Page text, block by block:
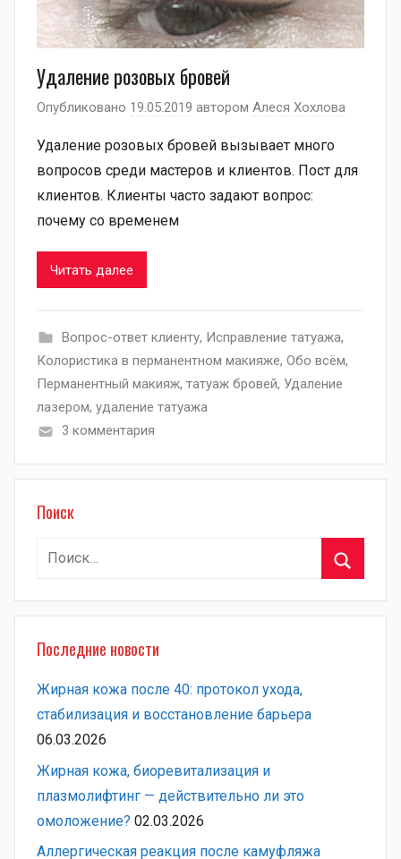
Удаление розовых бровей
Опубликовано 19.05.2019 автором Алеся Хохлова
Удаление розовых бровей вызывает много
вопросов среди мастеров и клиентов. Пост для
клиентов. Клиенты часто задают вопрос:
почему со временем
Читать далее
Вопрос-ответ клиенту, Исправление татуажа,
Колористика в перманентном макияже, Обо всём,
Перманентный макияж, татуаж бровей, Удаление
лазером, удаление татуажа
3 комментария
Поиск
Найти:
Последние новости
Жирная кожа после 40: протокол ухода,
стабилизация и восстановление барьера
06.03.2026
Жирная кожа, биоревитализация и
плазмолифтинг — действительно ли это
омоложение? 02.03.2026
Аллергическая реакция после камуфляжа